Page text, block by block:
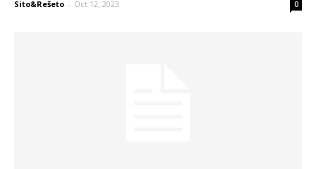
Sito&Rešeto - Oct 12, 2023 0